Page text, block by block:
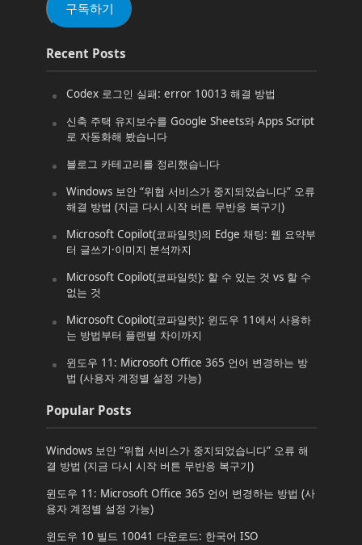
구독하기
Recent Posts
Codex 로그인 실패: error 10013 해결 방법
신축 주택 유지보수를 Google Sheets와 Apps Script
로 자동화해 봤습니다
블로그 카테고리를 정리했습니다
Windows 보안 “위협 서비스가 중지되었습니다” 오류
해결 방법 (지금 다시 시작 버튼 무반응 복구기)
Microsoft Copilot(코파일럿)의 Edge 채팅: 웹 요약부
터 글쓰기·이미지 분석까지
Microsoft Copilot(코파일럿): 할 수 있는 것 vs 할 수
없는 것
Microsoft Copilot(코파일럿): 윈도우 11에서 사용하
는 방법부터 플랜별 차이까지
윈도우 11: Microsoft Office 365 언어 변경하는 방
법 (사용자 계정별 설정 가능)
Popular Posts
Windows 보안 “위협 서비스가 중지되었습니다” 오류 해
결 방법 (지금 다시 시작 버튼 무반응 복구기)
윈도우 11: Microsoft Office 365 언어 변경하는 방법 (사
용자 계정별 설정 가능)
윈도우 10 빌드 10041 다운로드: 한국어 ISO